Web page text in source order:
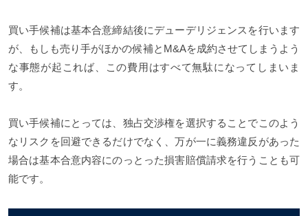
買い手候補は基本合意締結後にデューデリジェンスを行います
が、もしも売り手がほかの候補とM&Aを成約させてしまうよう
な事態が起これば、この費用はすべて無駄になってしまいま
す。
買い手候補にとっては、独占交渉権を選択することでこのよう
なリスクを回避できるだけでなく、万が一に義務違反があった
場合は基本合意内容にのっとった損害賠償請求を行うことも可
能です。